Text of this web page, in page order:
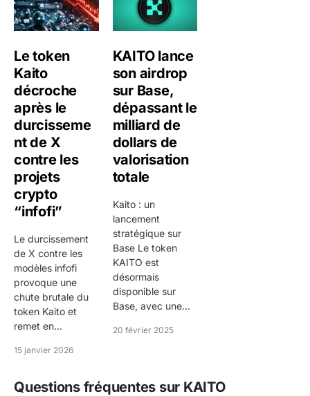
Le token
Kaito
décroche
après le
durcisseme
nt de X
contre les
projets
crypto
“infofi”
Le durcissement
de X contre les
modèles infofi
provoque une
chute brutale du
token Kaito et
remet en...
15 janvier 2026
KAITO lance
son airdrop
sur Base,
dépassant le
milliard de
dollars de
valorisation
totale
Kaito : un
lancement
stratégique sur
Base Le token
KAITO est
désormais
disponible sur
Base, avec une...
20 février 2025
Questions fréquentes sur KAITO